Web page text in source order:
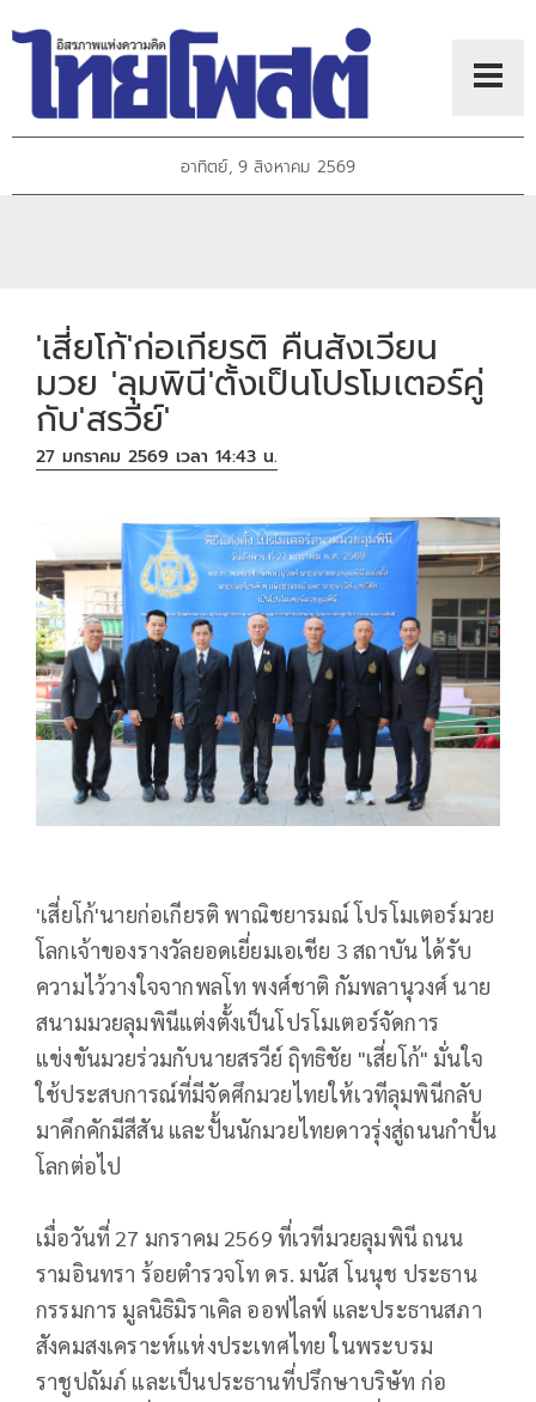
อาทิตย์, 9 สิงหาคม 2569
'เสี่ยโก้'ก่อเกียรติ คืนสังเวียน
มวย 'ลุมพินี'ตั้งเป็นโปรโมเตอร์คู่
กับ'สรวีย์'
27 มกราคม 2569 เวลา 14:43 น.
'เสี่ยโก้'นายก่อเกียรติ พาณิชยารมณ์ โปรโมเตอร์มวย
โลกเจ้าของรางวัลยอดเยี่ยมเอเชีย 3 สถาบัน ได้รับ
ความไว้วางใจจากพลโท พงศ์ชาติ กัมพลานุวงศ์ นาย
สนามมวยลุมพินีแต่งตั้งเป็นโปรโมเตอร์จัดการ
แข่งขันมวยร่วมกับนายสรวีย์ ฤิทธิชัย "เสี่ยโก้" มั่นใจ
ใช้ประสบการณ์ที่มีจัดศึกมวยไทยให้เวทีลุมพินีกลับ
มาคึกคักมีสีสัน และปั้นนักมวยไทยดาวรุ่งสู่ถนนกำปั้น
โลกต่อไป
เมื่อวันที่ 27 มกราคม 2569 ที่เวทีมวยลุมพินี ถนน
รามอินทรา ร้อยตำรวจโท ดร. มนัส โนนุช ประธาน
กรรมการ มูลนิธิมิราเคิล ออฟไลฟ์ และประธานสภา
สังคมสงเคราะห์แห่งประเทศไทย ในพระบรม
ราชูปถัมภ์ และเป็นประธานที่ปรึกษาบริษัท ก่อ